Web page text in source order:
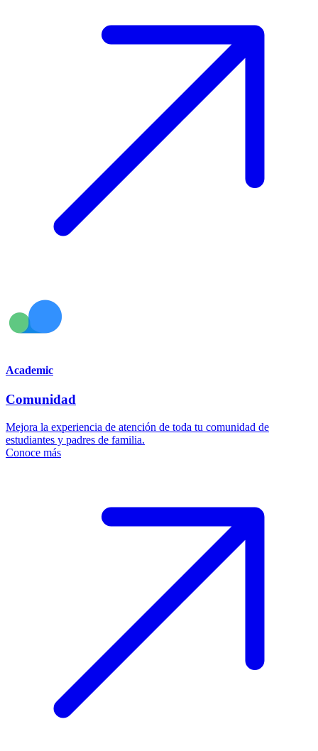
Academic
Comunidad
Mejora la experiencia de atención de toda tu comunidad de
estudiantes y padres de familia.
Conoce más